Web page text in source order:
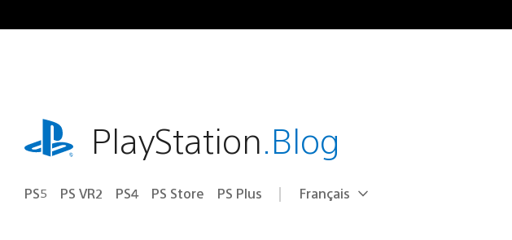
au
playstation.comPlayStation.Blog
PS5 PS VR2 PS4 PS Store PS Plus Choisir
Région
Français